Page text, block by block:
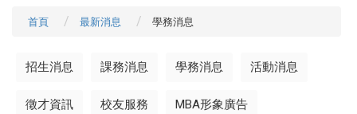
首頁 最新消息 學務消息
招生消息 課務消息 學務消息 活動消息
徵才資訊 校友服務 MBA形象廣告